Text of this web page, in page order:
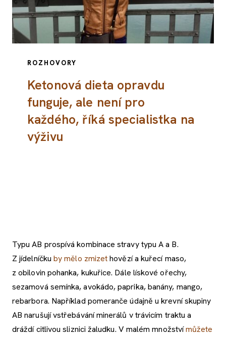
ROZHOVORY
Ketonová dieta opravdu
funguje, ale není pro
každého, říká specialistka na
výživu
Typu AB prospívá kombinace stravy typu A a B.
Z jídelníčkuby mělo zmizethovězí a kuřecí maso,
z obilovin pohanka, kukuřice. Dále lískové ořechy,
sezamová semínka, avokádo, paprika, banány, mango,
rebarbora. Například pomeranče údajně u krevní skupiny
AB narušují vstřebávání minerálů v trávicím traktu a
dráždí citlivou sliznici žaludku. V malém množstvímůžete